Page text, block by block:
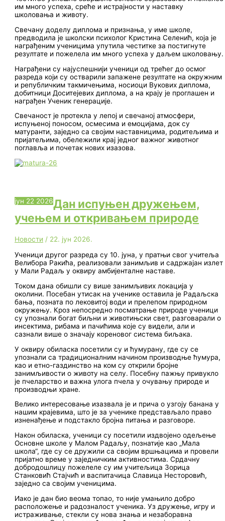
им много успеха, среће и истрајности у наставку
школовања и животу.
Свечану доделу диплома и признања, у име школе,
предводила је школски психолог Кристина Селенић, која је
награђеним ученицима упутила честитке за постигнуте
резултате и пожелела им много успеха у даљем школовању.
Награђени су најуспешнији ученици од трећег до осмог
разреда који су остварили запажене резултате на окружним
и републичким такмичењима, носиоци Вукових диплома,
добитници Доситејевих диплома, а на крају је проглашен и
награђен Ученик генерације.
Свечаност је протекла у лепој и свечаној атмосфери,
испуњеној поносом, осмесима и емоцијама, док су
матуранти, заједно са својим наставницима, родитељима и
пријатељима, обележили крај једног важног животног
поглавља и почетак нових изазова.
јун 22 2026Дан испуњен дружењем,
учењем и откривањем природе
Новости / 22. јун 2026.
Ученици другог разреда су 10. јуна, у пратњи свог учитеља
Велибора Ракића, реализовали занимљив и садржајан излет
у Мали Радаљ у оквиру амбијенталне наставе.
Током дана обишли су више занимљивих локација у
околини. Посебан утисак на ученике оставила је Радаљска
бања, позната по лековитој води и прелепом природном
окружењу. Кроз непосредно посматрање природе ученици
су упознали богат биљни и животињски свет, разговарали о
инсектима, рибама и пачићима које су видели, али и
сазнали више о значају кореновог система биљака.
У оквиру обиласка посетили су и ћумурану, где су се
упознали са традиционалним начином производње ћумура,
као и етно-газдинство на ком су открили бројне
занимљивости о животу на селу. Посебну пажњу привукло
је пчеларство и важна улога пчела у очувању природе и
производњи хране.
Велико интересовање изазвала је и прича о узгоју банана у
нашим крајевима, што је за ученике представљало право
изненађење и подстакло бројна питања и разговоре.
Након обиласка, ученици су посетили издвојено одељење
Основне школе у Малом Радаљу, познатије као „Мала
школа“, где су се дружили са својим вршњацима и провели
пријатно време у заједничким активностима. Срдачну
добродошлицу пожелеле су им учитељица Зорица
Станковић Стајчић и васпитачица Славица Несторовић,
заједно са својим ученицима.
Иако је дан био веома топао, то није умањило добро
расположење и радозналост ученика. Уз дружење, игру и
истраживање, стекли су нова знања и незаборавна